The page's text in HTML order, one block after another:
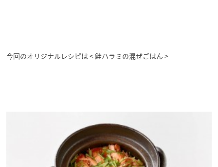
今回のオリジナルレシピは < 鮭ハラミの混ぜごはん >